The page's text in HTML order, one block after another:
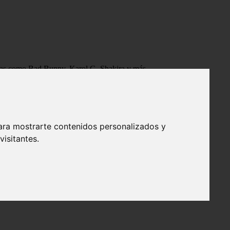
mostrarte contenidos personalizados y
como Bad Bunny, Karol G, Shakira y más.